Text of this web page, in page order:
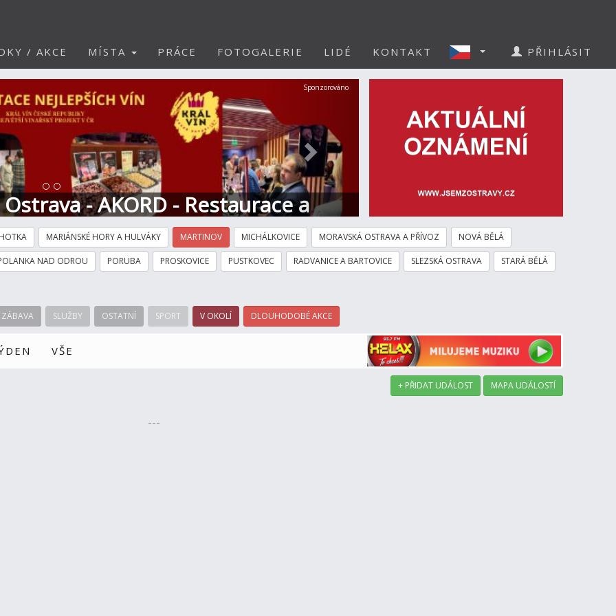
/ AKCE MÍSTA PRÁCE FOTOGALERIE LIDÉ KONTAKT PŘIHLÁSIT
- AKORD - Restaurace a
Další
Sponzorováno
MARIÁNSKÉ HORY A HULVÁKY MARTINOV MICHÁLKOVICE MORAVSKÁ OSTRAVA A PŘÍVOZ NOVÁ BĚLÁ
NAD ODROU PORUBA PROSKOVICE PUSTKOVEC RADVANICE A BARTOVICE SLEZSKÁ OSTRAVA STARÁ BĚLÁ
ZÁBAVA SLUŽBY OSTATNÍ SPORT V OKOLÍ DLOUHODOBÉ AKCE
VŠE
+ PŘIDAT UDÁLOST MAPA UDÁLOSTÍ
---